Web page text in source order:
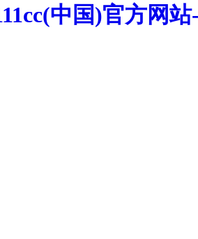
中国)官方网站